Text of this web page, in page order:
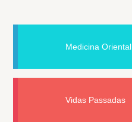
Medicina Oriental
Vidas Passadas